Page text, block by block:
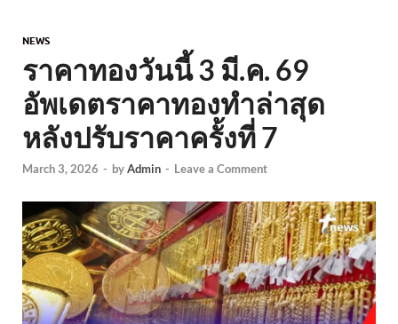
NEWS
ราคาทองวันนี้ 3 มี.ค. 69
อัพเดตราคาทองทำล่าสุด
หลังปรับราคาครั้งที่ 7
March 3, 2026 - byAdmin - Leave a Comment